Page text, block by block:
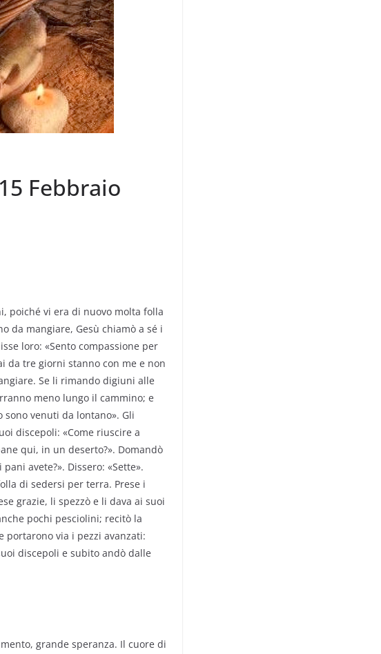
Febbraio
poiché vi era di nuovo molta folla
da mangiare, Gesù chiamò a sé i
loro: «Sento compassione per
da tre giorni stanno con me e non
Se li rimando digiuni alle
meno lungo il cammino; e
sono venuti da lontano». Gli
discepoli: «Come riuscire a
qui, in un deserto?». Domandò
avete?». Dissero: «Sette».
di sedersi per terra. Prese i
grazie, li spezzò e li dava ai suoi
pochi pesciolini; recitò la
portarono via i pezzi avanzati:
discepoli e subito andò dalle
grande speranza. Il cuore di